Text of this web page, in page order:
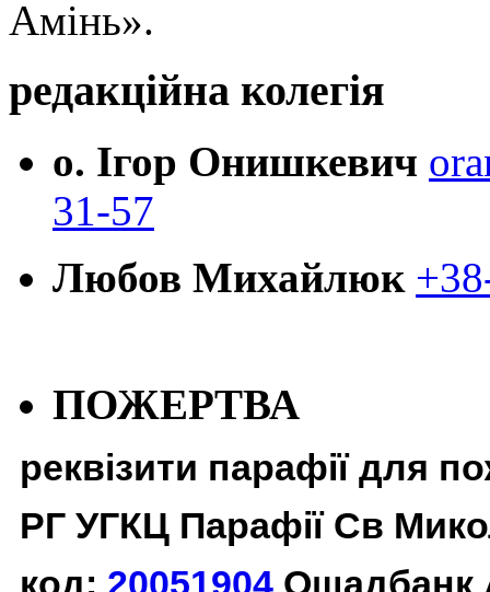
Амінь».
редакційна колегія
о. Ігор Онишкевич
31-57
Любов Михайлюк
ПОЖЕРТВА
реквізити парафії для
РГ УГКЦ Парафії Св
код: 20051904 Ощадбанк